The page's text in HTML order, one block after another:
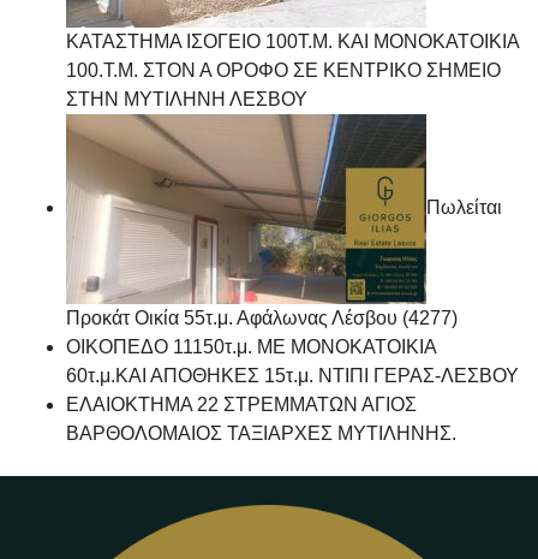
ΚΑΤΑΣΤΗΜΑ ΙΣΟΓΕΙΟ 100Τ.Μ. ΚΑΙ ΜΟΝΟΚΑΤΟΙΚΙΑ
100.Τ.Μ. ΣΤΟΝ Α ΟΡΟΦΟ ΣΕ ΚΕΝΤΡΙΚΟ ΣΗΜΕΙΟ
ΣΤΗΝ ΜΥΤΙΛΗΝΗ ΛΕΣΒΟΥ
Πωλείται
Προκάτ Οικία 55τ.μ. Αφάλωνας Λέσβου (4277)
ΟΙΚΟΠΕΔΟ 11150τ.μ. ΜΕ ΜΟΝΟΚΑΤΟΙΚΙΑ
60τ.μ.ΚΑΙ ΑΠΟΘΗΚΕΣ 15τ.μ. ΝΤΙΠΙ ΓΕΡΑΣ-ΛΕΣΒΟΥ
ΕΛΑΙΟΚΤΗΜΑ 22 ΣΤΡΕΜΜΑΤΩΝ ΑΓΙΟΣ
ΒΑΡΘΟΛΟΜΑΙΟΣ ΤΑΞΙΑΡΧΕΣ ΜΥΤΙΛΗΝΗΣ.